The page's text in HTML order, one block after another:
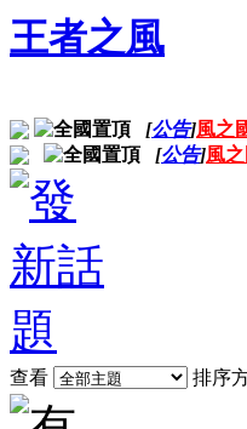
王者之風
[公告]風之
[公告]風
查看 排序